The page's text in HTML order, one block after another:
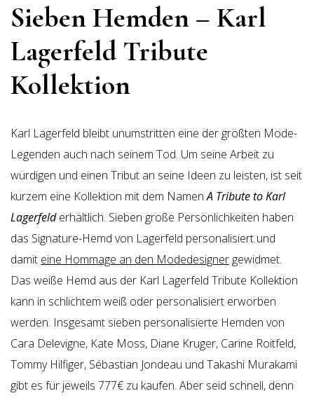
Sieben Hemden – Karl
Lagerfeld Tribute
Kollektion
Karl Lagerfeld bleibt unumstritten eine der größten Mode-
Legenden auch nach seinem Tod. Um seine Arbeit zu
würdigen und einen Tribut an seine Ideen zu leisten, ist seit
kurzem eine Kollektion mit dem NamenA Tribute to Karl
Lagerfelderhältlich. Sieben große Persönlichkeiten haben
das Signature-Hemd von Lagerfeld personalisiert und
damit eine Hommage an den Modedesigner gewidmet.
Das weiße Hemd aus der Karl Lagerfeld Tribute Kollektion
kann in schlichtem weiß oder personalisiert erworben
werden. Insgesamt sieben personalisierte Hemden von
Cara Delevigne, Kate Moss, Diane Kruger, Carine Roitfeld,
Tommy Hilfiger, Sébastian Jondeau und Takashi Murakami
gibt es für jeweils 777€ zu kaufen. Aber seid schnell, denn